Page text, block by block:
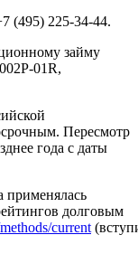
(495) 225-34-44.
займу
01R,
Пересмотр
года с даты
применялась
долговым
current